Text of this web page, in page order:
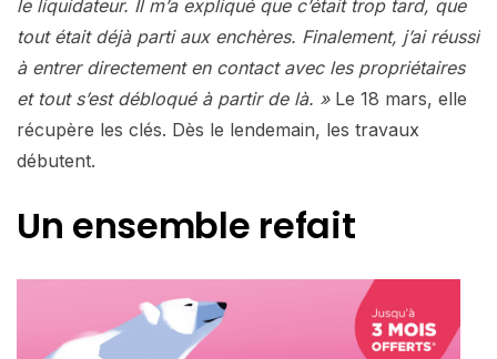
le liquidateur. Il m’a expliqué que c’était trop tard, que
tout était déjà parti aux enchères. Finalement, j’ai réussi
à entrer directement en contact avec les propriétaires
et tout s’est débloqué à partir de là. »Le 18 mars, elle
récupère les clés. Dès le lendemain, les travaux
débutent.
Un ensemble refait